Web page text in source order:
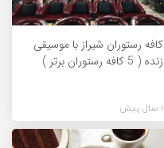
کافه رستوران شیراز با موسیقی
زنده ( 5 کافه رستوران برتر )
1 سال پیش